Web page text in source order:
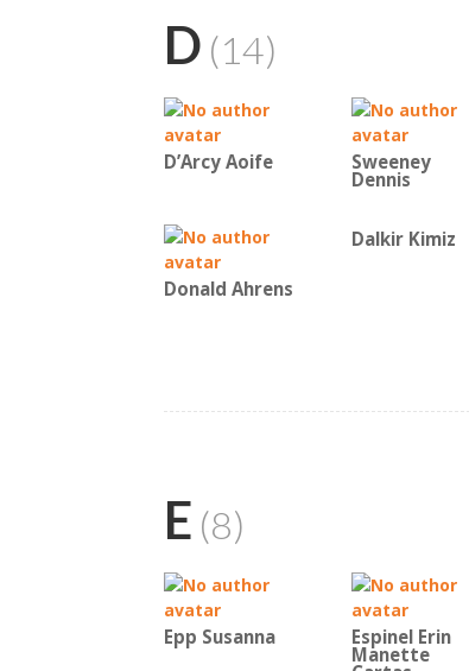
D (14)
D’Arcy Aoife Sweeney
Dennis
Donald Ahrens
Dalkir Kimiz
E (8)
Epp Susanna Espinel Erin
Manette